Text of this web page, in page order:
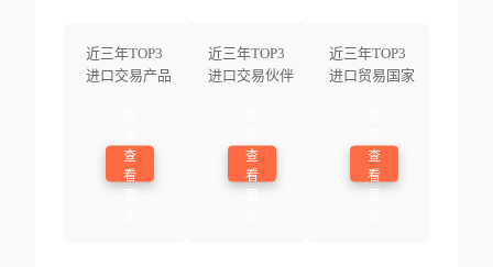
近三年TOP3
进口交易产品
查
看
近三年TOP3
进口交易伙伴
查
看
近三年TOP3
进口贸易国家
查
看